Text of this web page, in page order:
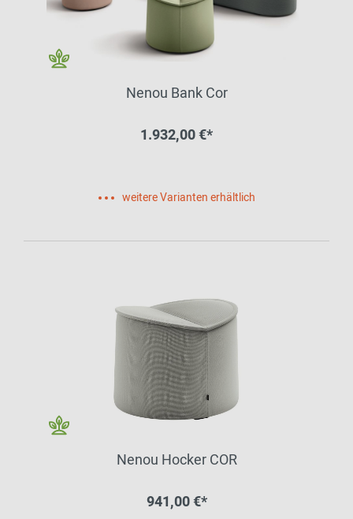
Nenou Bank Cor
1.932,00 €*
weitere Varianten erhältlich
Nenou Hocker COR
941,00 €*